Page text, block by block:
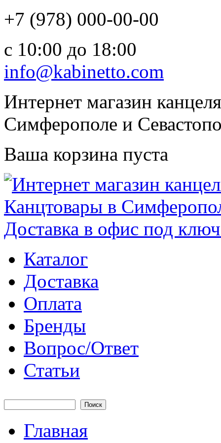
+7 (978) 000-00-00
c 10:00 до 18:00
info@kabinetto.com
Интернет магазин
Симферополе и
Ваша корзина пуста
Каталог
Доставка
Оплата
Бренды
Вопрос/Ответ
Статьи
Форма поиска
Главная